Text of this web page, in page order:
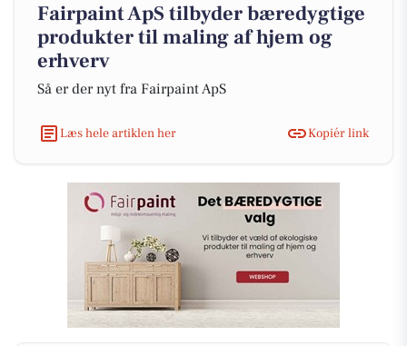
Fairpaint ApS tilbyder bæredygtige
produkter til maling af hjem og
erhverv
Så er der nyt fra Fairpaint ApS
Læs hele artiklen her Kopiér link